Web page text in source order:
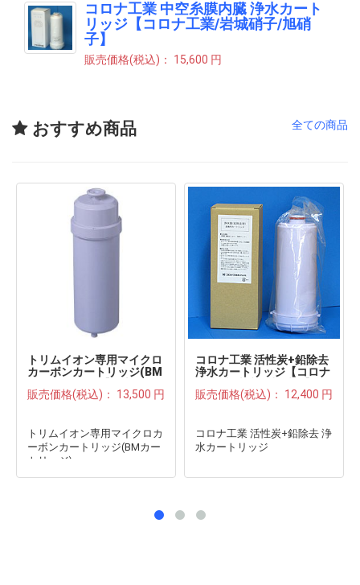
コロナ工業 中空糸膜内臓 浄水カート
リッジ【コロナ工業/岩城硝子/旭硝
子】
販売価格(税込)： 15,600 円
おすすめ商品 全ての商品
トリムイオン専用マイクロ
カーボンカートリッジ(BM
ム】
販売価格(税込)： 13,500 円
トリムイオン専用マイクロカ
ーボンカートリッジ(BMカー
トリッジ)
コロナ工業 活性炭+鉛除去
浄水カートリッジ【コロナ
販売価格(税込)： 12,400 円
コロナ工業 活性炭+鉛除去 浄
水カートリッジ